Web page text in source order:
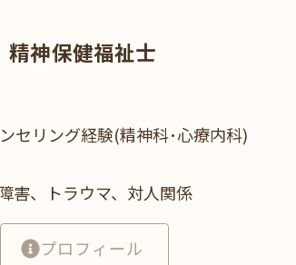
精神保健福祉士
セリング経験(精神科･心療内科)
害、トラウマ、対人関係
プロフィール